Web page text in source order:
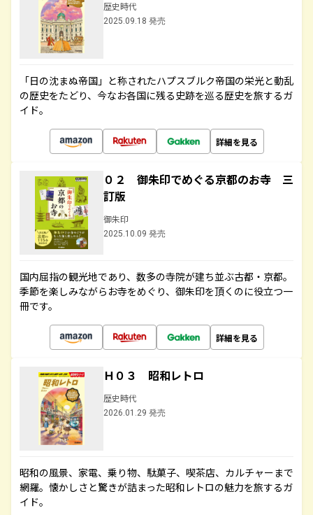
歴史時代
2025.09.18 発売
「日の沈まぬ帝国」と称されたハプスブルク帝国の栄光と動乱
の歴史をたどり、今なお各国に残る史跡を巡る歴史を旅するガ
イド。
詳細を見る
０２ 御朱印でめぐる京都のお寺 三
訂版
御朱印
2025.10.09 発売
国内屈指の観光地であり、数多の寺院が建ち並ぶ古都・京都。
季節を楽しみながらお寺をめぐり、御朱印を頂くのに役立つ一
冊です。
詳細を見る
Ｈ０３ 昭和レトロ
歴史時代
2026.01.29 発売
昭和の風景、家電、乗り物、駄菓子、喫茶店、カルチャーまで
網羅。懐かしさと驚きが詰まった昭和レトロの魅力を旅するガ
イド。